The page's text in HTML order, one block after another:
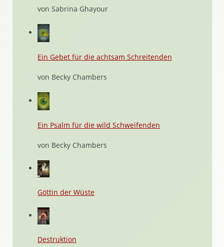
von Sabrina Ghayour
Ein Gebet für die achtsam Schreitenden
von Becky Chambers
Ein Psalm für die wild Schweifenden
von Becky Chambers
Göttin der Wüste
Destruktion